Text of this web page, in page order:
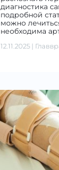
диагностика
подробной
можно
необходима
12.11.2025 |